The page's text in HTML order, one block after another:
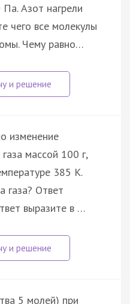
Азот нагрели
чего все молекулы
Чему равно…
изменение
массой 100 г,
385 К.
газа? Ответ
выразите в …
5 молей) при